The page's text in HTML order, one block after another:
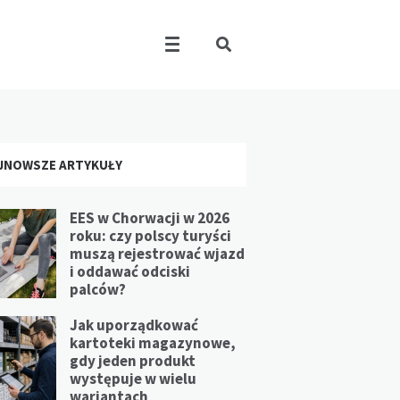
ARTYKUŁY
EES w Chorwacji w 2026
roku: czy polscy turyści
muszą rejestrować wjazd
i oddawać odciski
palców?
Jak uporządkować
kartoteki magazynowe,
gdy jeden produkt
występuje w wielu